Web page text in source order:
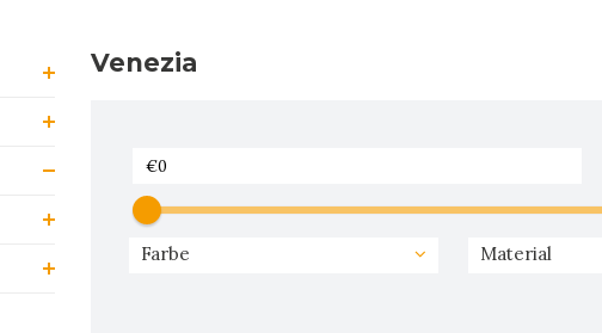
Venezia
Farbe Material